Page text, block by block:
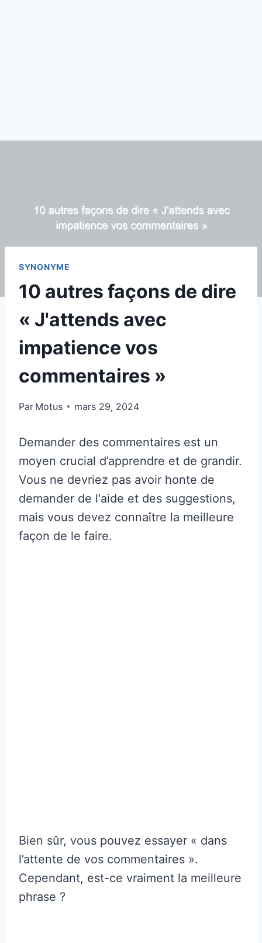
SYNONYME
10 autres façons de dire
« J'attends avec
impatience vos
commentaires »
Par Motus mars 29, 2024
Demander des commentaires est un
moyen crucial d’apprendre et de grandir.
Vous ne devriez pas avoir honte de
demander de l'aide et des suggestions,
mais vous devez connaître la meilleure
façon de le faire.
Bien sûr, vous pouvez essayer « dans
l’attente de vos commentaires ».
Cependant, est-ce vraiment la meilleure
phrase ?